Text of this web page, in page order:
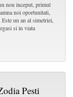
nou inceput, primul
noi oportunitati,
un an al simetriei,
si in viata
Pesti